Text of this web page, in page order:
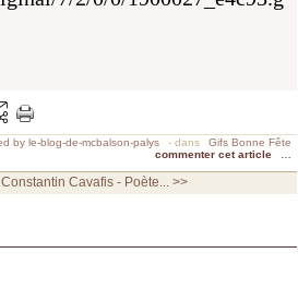
by le-blog-de-mcbalson-palys - dans
Gifs Bonne Fête
commenter cet article
Constantin Cavafis - Poète... >>